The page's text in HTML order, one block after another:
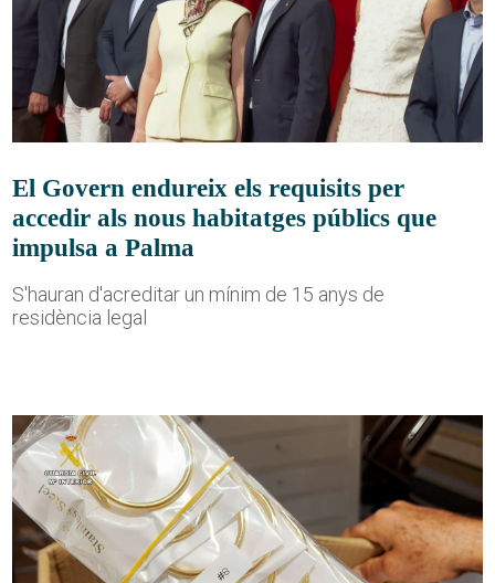
El Govern endureix els requisits per
accedir als nous habitatges públics que
impulsa a Palma
S'hauran d'acreditar un mínim de 15 anys de
residència legal